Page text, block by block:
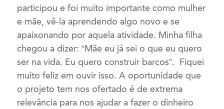
participou e foi muito importante como mulher
e mãe, vê-la aprendendo algo novo e se
apaixonando por aquela atividade. Minha filha
chegou a dizer: “Mãe eu já sei o que eu quero
ser na vida. Eu quero construir barcos”. Fiquei
muito feliz em ouvir isso. A oportunidade que
o projeto tem nos ofertado é de extrema
relevância para nos ajudar a fazer o dinheiro